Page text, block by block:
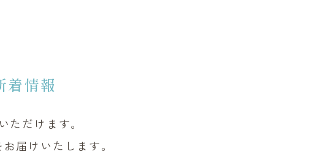
着情報
だけます。
届けいたします。